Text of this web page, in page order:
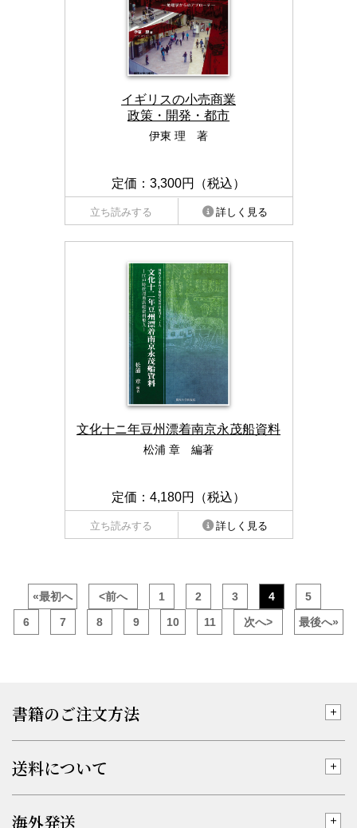
イギリスの小売商業
政策・開発・都市
伊東 理 著
定価：3,300円（税込）
立ち読みする 詳しく見る
文化十ニ年豆州漂着南京永茂船資料
松浦 章 編著
定価：4,180円（税込）
立ち読みする 詳しく見る
«最初へ <前へ 1 2 3 4
5
6
7 8 9 10 11 次へ> 最後へ»
書籍のご注文方法
送料について
海外発送